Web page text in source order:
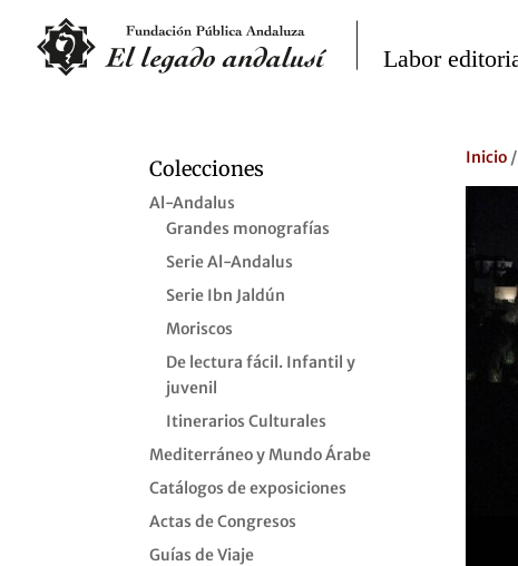
Colecciones
Al-Andalus
Grandes monografías
Serie Al-Andalus
Serie Ibn Jaldún
Moriscos
De lectura fácil. Infantil y
juvenil
Itinerarios Culturales
Mediterráneo y Mundo Árabe
Catálogos de exposiciones
Actas de Congresos
Guías de Viaje
Inicio/